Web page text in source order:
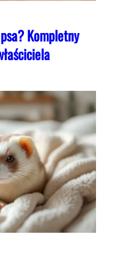
Kompletny